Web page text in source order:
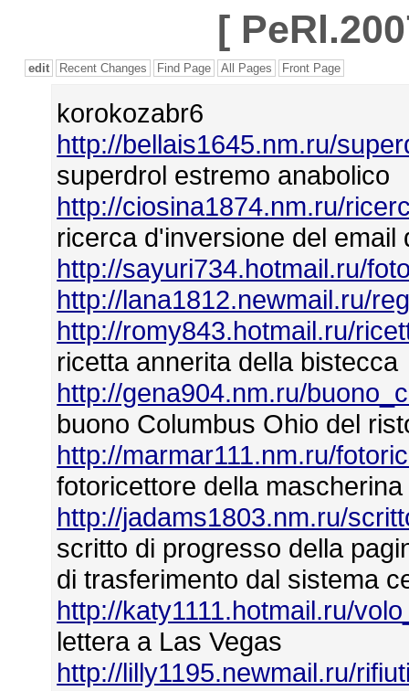
[
edit Recent Changes Find Page All Pages Front Page
korokozabr6
http://bellais1645.nm.ru/
superdrol estremo anabolico
http://ciosina1874.nm.ru/
ricerca d'inversione del email
http://sayuri734.hotmail.ru/
http://lana1812.newmail.ru/
http://romy843.hotmail.ru/
ricetta annerita della bistecca
http://gena904.nm.ru/
buono Columbus Ohio del
http://marmar111.nm.ru/
fotoricettore della
http://jadams1803.nm.ru/
scritto di progresso della
di trasferimento dal sistema
http://katy1111.hotmail.ru/
lettera a Las Vegas
http://lilly1195.newmail.ru/